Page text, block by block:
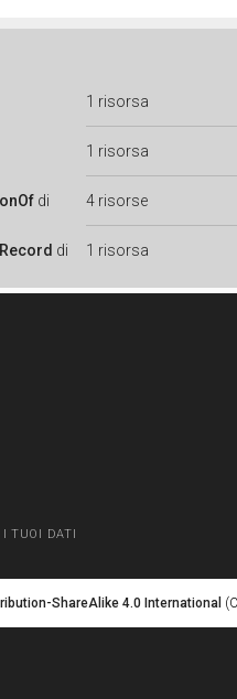
1 risorsa
1 risorsa
di 4 risorse
di 1 risorsa
I TUOI DATI
ShareAlike 4.0 International